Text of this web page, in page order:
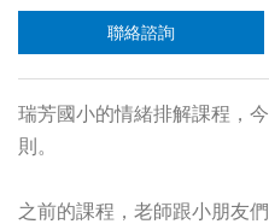
聯絡諮詢
瑞芳國小的情緒排解課程，
則。
之前的課程，老師跟小朋友